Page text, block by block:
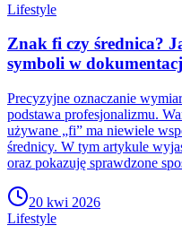
Lifestyle
Znak fi czy średnica?
symboli w
Precyzyjne oznaczanie
podstawa profesjonalizmu.
używane „fi” ma niewiele
średnicy. W tym artykule
oraz pokazuję sprawdzone
20 kwi 2026
Lifestyle